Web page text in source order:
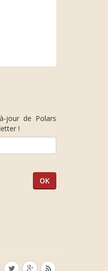
jour de Polars
!